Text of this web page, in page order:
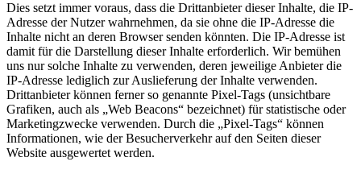
Dies setzt immer voraus, dass die Drittanbieter dieser Inhalte, die IP-
Adresse der Nutzer wahrnehmen, da sie ohne die IP-Adresse die
Inhalte nicht an deren Browser senden könnten. Die IP-Adresse ist
damit für die Darstellung dieser Inhalte erforderlich. Wir bemühen
uns nur solche Inhalte zu verwenden, deren jeweilige Anbieter die
IP-Adresse lediglich zur Auslieferung der Inhalte verwenden.
Drittanbieter können ferner so genannte Pixel-Tags (unsichtbare
Grafiken, auch als „Web Beacons“ bezeichnet) für statistische oder
Marketingzwecke verwenden. Durch die „Pixel-Tags“ können
Informationen, wie der Besucherverkehr auf den Seiten dieser
Website ausgewertet werden.